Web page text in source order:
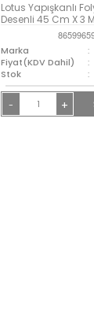
Lotus Yapışkanlı
Desenli 45 Cm X 3
Marka
:
Fiyat(KDV Dahil) :
Stok :
- +